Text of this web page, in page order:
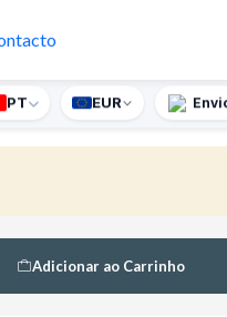
superiores a 90€
PT EUR
Adicionar ao Carrinho